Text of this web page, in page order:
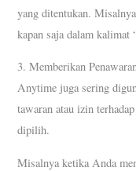
yang ditentukan.
kapan saja dalam kalimat
3. Memberikan
Anytime juga sering
tawaran atau izin
dipilih.
Misalnya ketika Anda